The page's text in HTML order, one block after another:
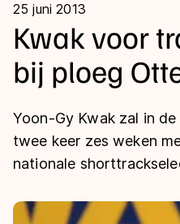
Kalender
Disciplines
Langebaan
Shorttrack
Uitslagen
Langebaan
Marathon
Tijden & historie
Ranglijsten Langebaan
25 juni 2013
Kwak voor
bij ploeg
Yoon-Gy Kwak zal in
twee keer zes weken
nationale